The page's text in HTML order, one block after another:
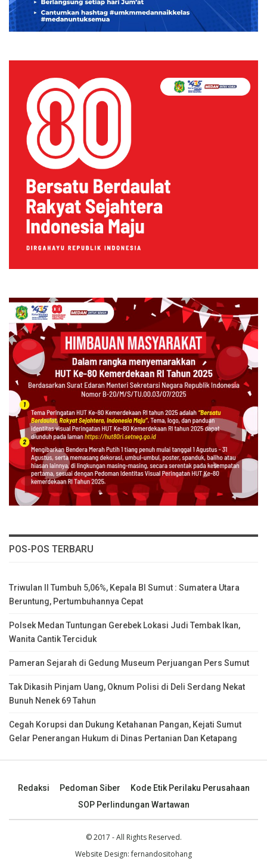
POS-POS TERBARU
Triwulan II Tumbuh 5,06%, Kepala BI Sumut : Sumatera Utara
Beruntung, Pertumbuhannya Cepat
Polsek Medan Tuntungan Gerebek Lokasi Judi Tembak Ikan,
Wanita Cantik Terciduk
Pameran Sejarah di Gedung Museum Perjuangan Pers Sumut
Tak Dikasih Pinjam Uang, Oknum Polisi di Deli Serdang Nekat
Bunuh Nenek 69 Tahun
Cegah Korupsi dan Dukung Ketahanan Pangan, Kejati Sumut
Gelar Penerangan Hukum di Dinas Pertanian Dan Ketapang
Redaksi Pedoman Siber
Kode Etik Perilaku Perusahaan
SOP Perlindungan Wartawan
© 2017 - All Rights Reserved.
Website Design:fernandositohang